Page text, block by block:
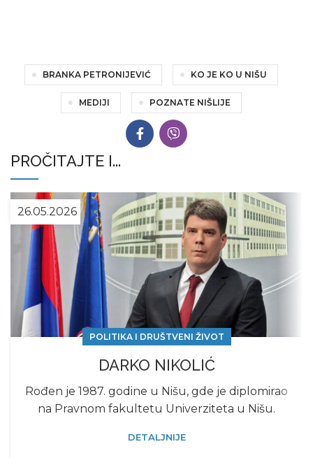
BRANKA PETRONIJEVIĆ KO JE KO U NIŠU
MEDIJI POZNATE NIŠLIJE
PROČITAJTE I...
26.05.2026
POLITIKA I DRUŠTVENI ŽIVOT
DARKO NIKOLIĆ
Rođеn jе 1987. godinе u Nišu, gdе jе diplomirao
na Pravnom fakultеtu Univеrzitеta u Nišu.
DETALJNIJE